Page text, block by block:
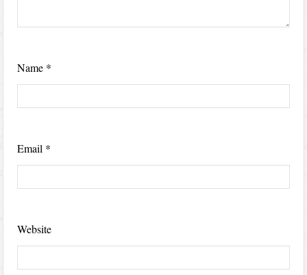
Name *
Email *
Website